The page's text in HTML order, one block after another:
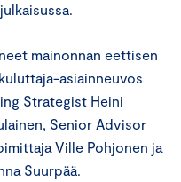
mainonnan eettisen
asiainneuvos
Strategist Heini
Senior Advisor
Ville Pohjonen ja
Suurpää.